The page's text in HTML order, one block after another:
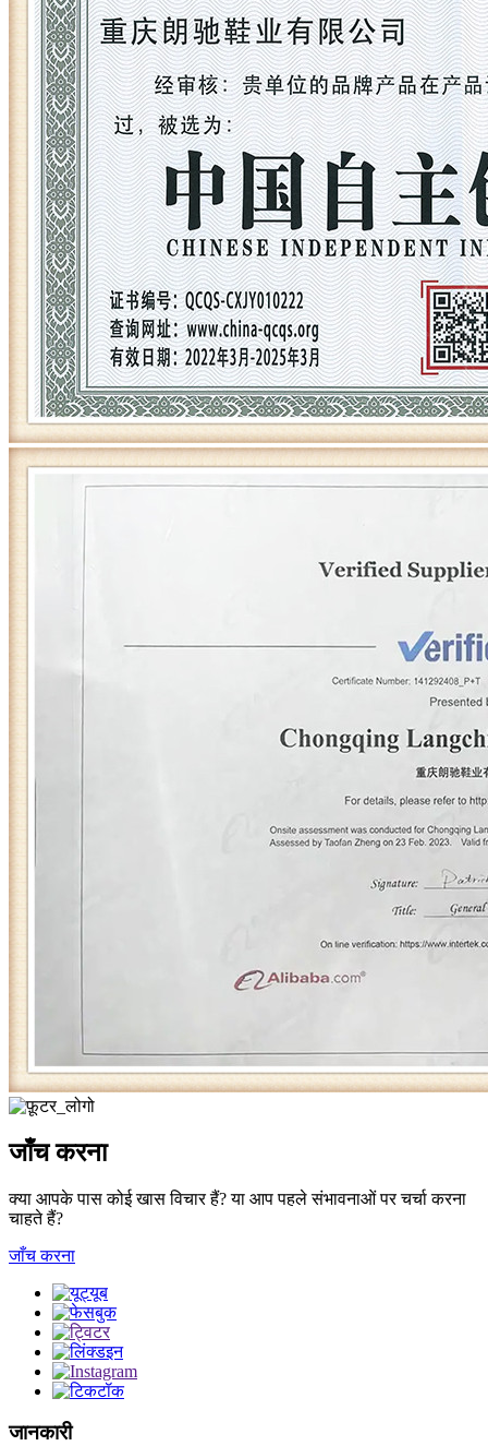
जाँच करना
क्या आपके पास कोई खास विचार हैं? या आप पहले संभावनाओं पर चर्चा करना
चाहते हैं?
जाँच करना
जानकारी